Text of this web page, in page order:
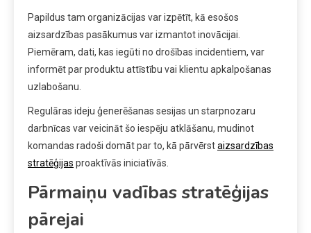
Papildus tam organizācijas var izpētīt, kā esošos
aizsardzības pasākumus var izmantot inovācijai.
Piemēram, dati, kas iegūti no drošības incidentiem, var
informēt par produktu attīstību vai klientu apkalpošanas
uzlabošanu.
Regulāras ideju ģenerēšanas sesijas un starpnozaru
darbnīcas var veicināt šo iespēju atklāšanu, mudinot
komandas radoši domāt par to, kā pārvērstaizsardzības
stratēģijas proaktīvās iniciatīvās.
Pārmaiņu vadības stratēģijas
pārejai